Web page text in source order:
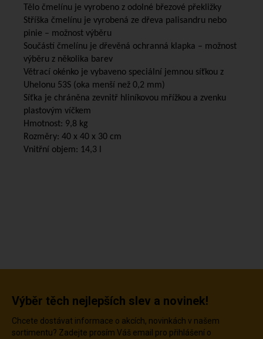
Tělo čmelínu je vyrobeno z odolné březové překližky
Stříška čmelínu je vyrobená ze dřeva palisandru nebo
pinie – možnost výběru
Součástí čmelínu je dřevěná ochranná klapka – možnost
výběru z několika barev
Větrací okénko je vybaveno speciální jemnou síťkou z
Uhelonu 53S (oka menší než 0,2 mm)
Síťka je chráněna zevnitř hliníkovou mřížkou a zvenku
plastovým víčkem
Hmotnost: 9,8 kg
Rozměry: 40 x 40 x 30 cm
Vnitřní objem: 14,3 l
Výběr těch nejlepších slev a novinek!
Chcete dostávat informace o akcích, novinkách v našem
sortimentu? Zadejte prosím Váš email pro přihlášení o